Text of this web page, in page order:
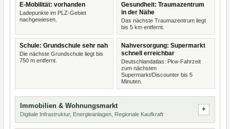
E-Mobilität: vorhanden
Ladepunkte im PLZ-Gebiet
nachgewiesen.
Gesundheit: Traumazentrum
in der Nähe
Das nächste Traumazentrum liegt
bis 5 km entfernt.
Schule: Grundschule sehr nah
Die nächste Grundschule liegt bis
750 m entfernt.
Nahversorgung: Supermarkt
schnell erreichbar
Deutschlandatlas: Pkw-Fahrzeit
zum nächsten
Supermarkt/Discounter bis 5
Minuten.
Immobilien & Wohnungsmarkt
Digitale Infrastruktur, Energieanlagen, Regionale Kaufkraft